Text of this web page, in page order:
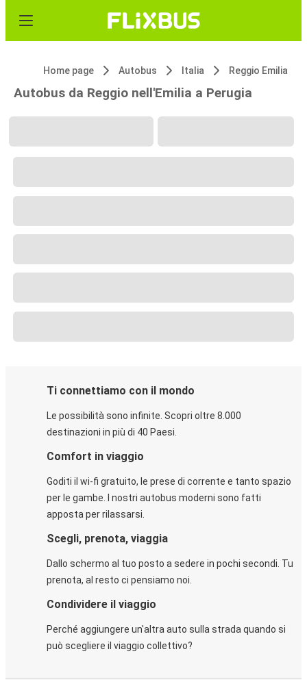
Home page Autobus Italia Reggio Emilia
Autobus da Reggio nell'Emilia a Perugia
Ti connettiamo con il mondo
Le possibilità sono infinite. Scopri oltre 8.000
destinazioni in più di 40 Paesi.
Comfort in viaggio
Goditi il wi-fi gratuito, le prese di corrente e tanto spazio
per le gambe. I nostri autobus moderni sono fatti
apposta per rilassarsi.
Scegli, prenota, viaggia
Dallo schermo al tuo posto a sedere in pochi secondi. Tu
prenota, al resto ci pensiamo noi.
Condividere il viaggio
Perché aggiungere un'altra auto sulla strada quando si
può scegliere il viaggio collettivo?